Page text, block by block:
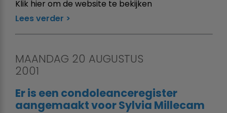
Klik hier om de website te bekijken
Lees verder
MAANDAG 20 AUGUSTUS
2001
Er is een condoleanceregister
aangemaakt voor Sylvia Millecam